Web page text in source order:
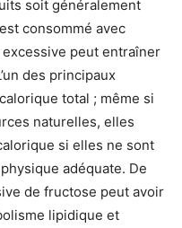
soit généralement
consommé avec
peut entraîner
des principaux
total ; même si
naturelles, elles
si elles ne sont
adéquate. De
de fructose peut avoir
lipidique et